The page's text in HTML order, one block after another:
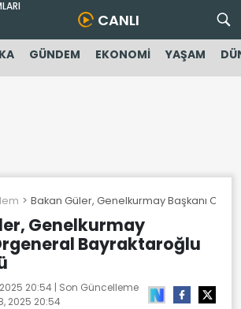
CANLI
GÜNDEM EKONOMİ YAŞAM
Bakan Güler, Genelkurmay Başkanı
Genelkurmay
Bayraktaroğlu
20:54 | Son Güncelleme
2025 20:54